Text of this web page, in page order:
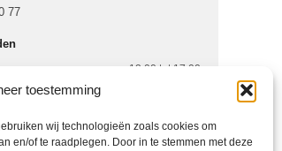
toestemming
wij technologieën zoals cookies om
en/of te raadplegen. Door in te stemmen met deze
77
12:00 tot 17:00